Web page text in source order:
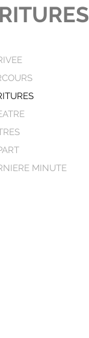
MINUTE